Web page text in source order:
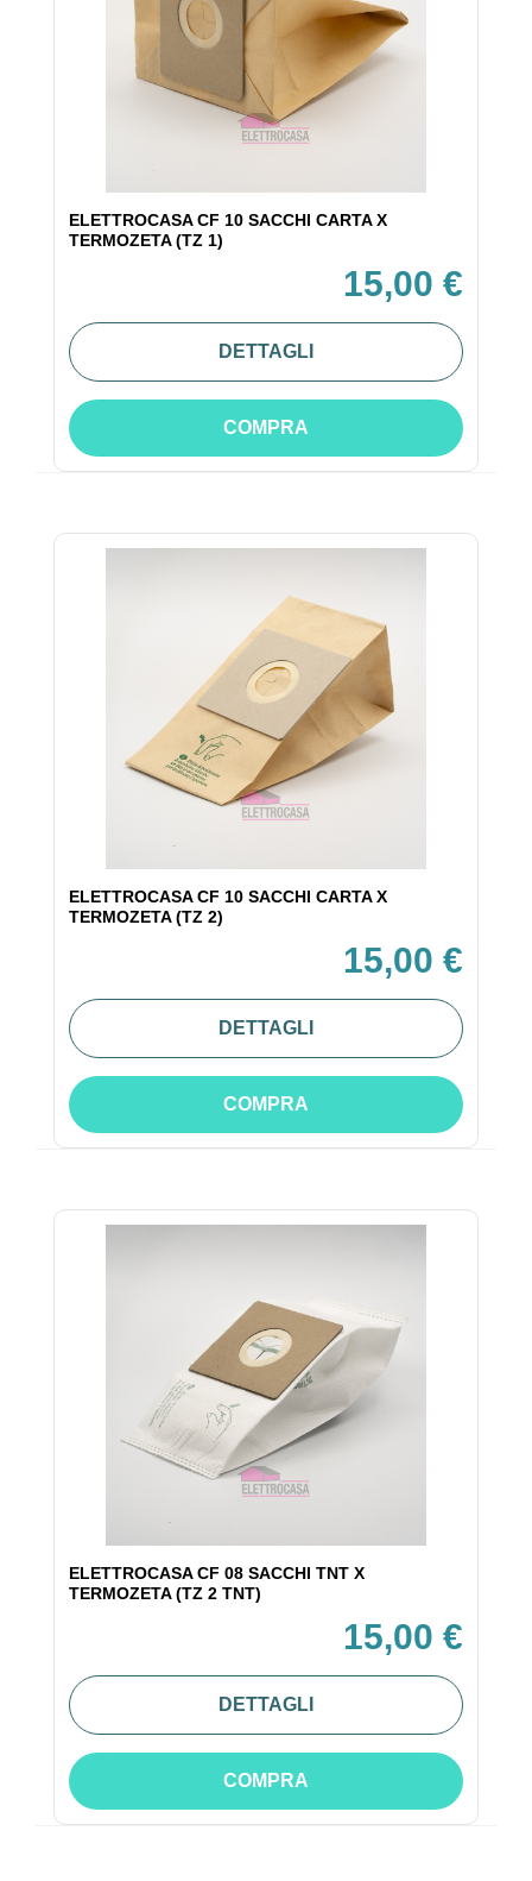
ELETTROCASA CF 10 SACCHI CARTA X
TERMOZETA (TZ 1)
15,00 €
DETTAGLI
COMPRA
ELETTROCASA CF 10 SACCHI CARTA X
TERMOZETA (TZ 2)
15,00 €
DETTAGLI
COMPRA
ELETTROCASA CF 08 SACCHI TNT X
TERMOZETA (TZ 2 TNT)
15,00 €
DETTAGLI
COMPRA